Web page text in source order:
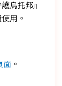
烏托邦』
用。
面。